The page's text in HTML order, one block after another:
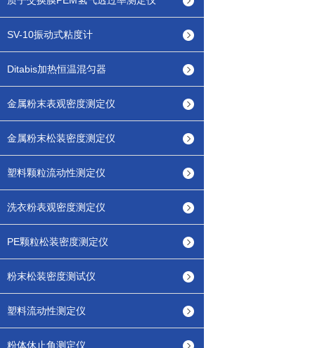
SV-10振动式粘度计
Ditabis加热恒温混匀器
金属粉末表观密度测定仪
金属粉末松装密度测定仪
塑料颗粒流动性测定仪
洗衣粉表观密度测定仪
PE颗粒松装密度测定仪
粉末松装密度测试仪
塑料流动性测定仪
粉体休止角测定仪